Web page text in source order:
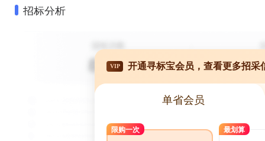
招标分析
VIP 开通寻标宝会员，查看更多招采
单省会员
限购一次 最划算